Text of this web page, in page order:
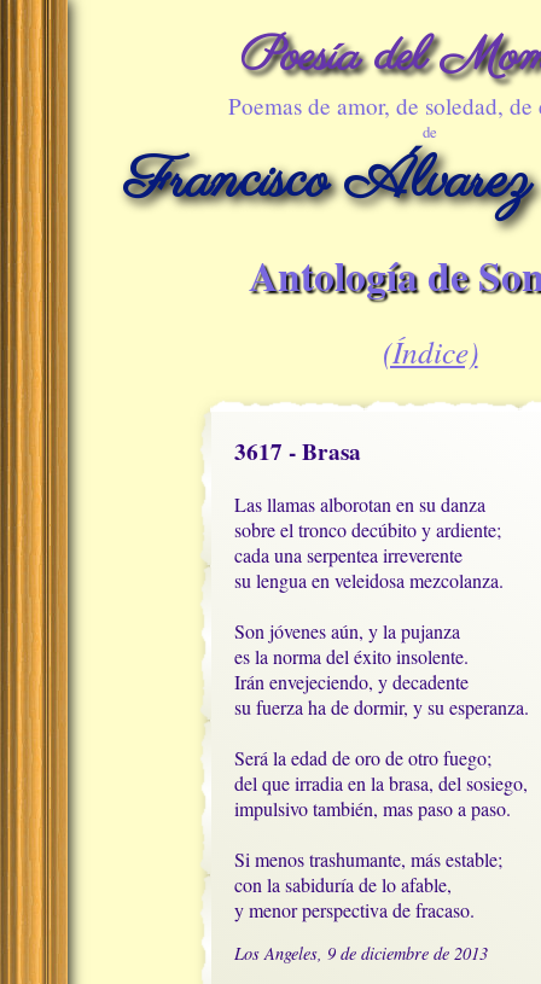
Poesía del
Poemas de amor, de soledad, de
de
Francisco
Antología de
(Índice)
3617 - Brasa
Las llamas alborotan en su danza
sobre el tronco decúbito y ardiente;
cada una serpentea irreverente
su lengua en veleidosa mezcolanza.
Son jóvenes aún, y la pujanza
es la norma del éxito insolente.
Irán envejeciendo, y decadente
su fuerza ha de dormir, y su esperanza.
Será la edad de oro de otro fuego;
del que irradia en la brasa, del sosiego,
impulsivo también, mas paso a paso.
Si menos trashumante, más estable;
con la sabiduría de lo afable,
y menor perspectiva de fracaso.
Los Angeles, 9 de diciembre de 2013